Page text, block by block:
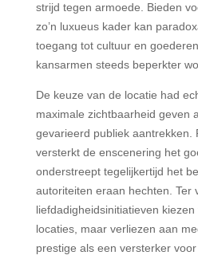
strijd tegen armoede. Bieden
zo’n luxueus kader kan
toegang tot cultuur en
kansarmen steeds beperkter
De keuze van de locatie had
maximale zichtbaarheid geven
gevarieerd publiek aantrekken.
versterkt de enscenering het
onderstreept tegelijkertijd het
autoriteiten eraan hechten. Ter
liefdadigheidsinitiatieven
locaties, maar verliezen aan
prestige als een versterker